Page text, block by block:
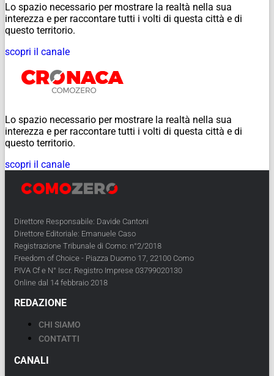
Lo spazio necessario per mostrare la realtà nella sua
interezza e per raccontare tutti i volti di questa città e di
questo territorio.
scopri il canale
Lo spazio necessario per mostrare la realtà nella sua
interezza e per raccontare tutti i volti di questa città e di
questo territorio.
scopri il canale
Direttore Responsabile: Davide Cantoni
Direttore Editoriale: Emanuele Caso
Registrazione Tribunale di Como: n°2/2018
Freedom of Choice - Piazza Duomo 17, 22100 Como
PIVA Cf e N° Iscr. Registro Imprese 03799020130
Online dal 14 febbraio 2018
REDAZIONE
CHI SIAMO
CONTATTI
CANALI